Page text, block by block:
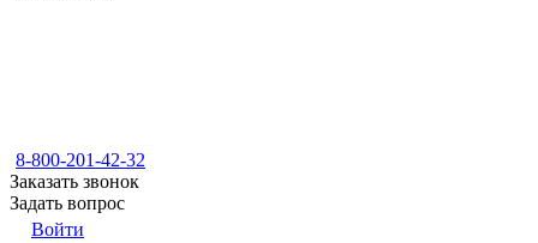
8-800-201-42-32
Заказать звонок
Задать вопрос
Войти